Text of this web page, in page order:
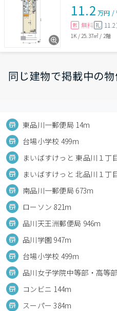
11.2 万円 /
敷 無料 礼
1K / 25.37㎡ / 2階
同じ建物で掲載中の
東品川一郵便局 14m
台場小学校 499m
まいばすけっと 東品川１丁
まいばすけっと 北品川１丁
南品川一郵便局 673m
ローソン 821m
品川天王洲郵便局 946m
品川学園 947m
台場小学校 499m
品川女子学院中等部・高等
コンビニ 144m
スーパー 384m